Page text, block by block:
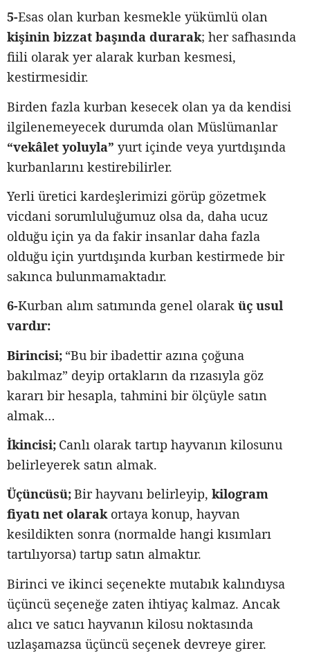
5-Esas olan kurban kesmekle yükümlü olan
kişinin bizzat başında durarak; her safhasında
fiili olarak yer alarak kurban kesmesi,
kestirmesidir.
Birden fazla kurban kesecek olan ya da kendisi
ilgilenemeyecek durumda olan Müslümanlar
“vekâlet yoluyla” yurt içinde veya yurtdışında
kurbanlarını kestirebilirler.
Yerli üretici kardeşlerimizi görüp gözetmek
vicdani sorumluluğumuz olsa da, daha ucuz
olduğu için ya da fakir insanlar daha fazla
olduğu için yurtdışında kurban kestirmede bir
sakınca bulunmamaktadır.
6-Kurban alım satımında genel olarak üç usul
vardır:
Birincisi; “Bu bir ibadettir azına çoğuna
bakılmaz” deyip ortakların da rızasıyla göz
kararı bir hesapla, tahmini bir ölçüyle satın
almak…
İkincisi; Canlı olarak tartıp hayvanın kilosunu
belirleyerek satın almak.
Üçüncüsü;Bir hayvanı belirleyip, kilogram
fiyatı net olarakortaya konup, hayvan
kesildikten sonra (normalde hangi kısımları
tartılıyorsa) tartıp satın almaktır.
Birinci ve ikinci seçenekte mutabık kalındıysa
üçüncü seçeneğe zaten ihtiyaç kalmaz. Ancak
alıcı ve satıcı hayvanın kilosu noktasında
uzlaşamazsa üçüncü seçenek devreye girer.